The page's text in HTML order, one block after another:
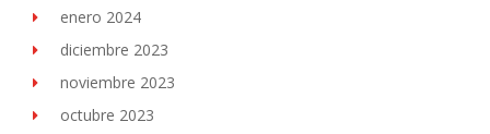
enero 2024
diciembre 2023
noviembre 2023
octubre 2023